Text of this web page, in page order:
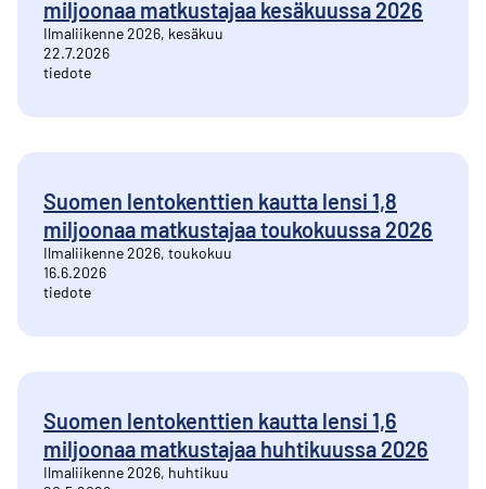
miljoonaa matkustajaa kesäkuussa 2026
Ilmaliikenne 2026, kesäkuu
22.7.2026
tiedote
Suomen lentokenttien kautta lensi 1,8
miljoonaa matkustajaa toukokuussa 2026
Ilmaliikenne 2026, toukokuu
16.6.2026
tiedote
Suomen lentokenttien kautta lensi 1,6
miljoonaa matkustajaa huhtikuussa 2026
Ilmaliikenne 2026, huhtikuu